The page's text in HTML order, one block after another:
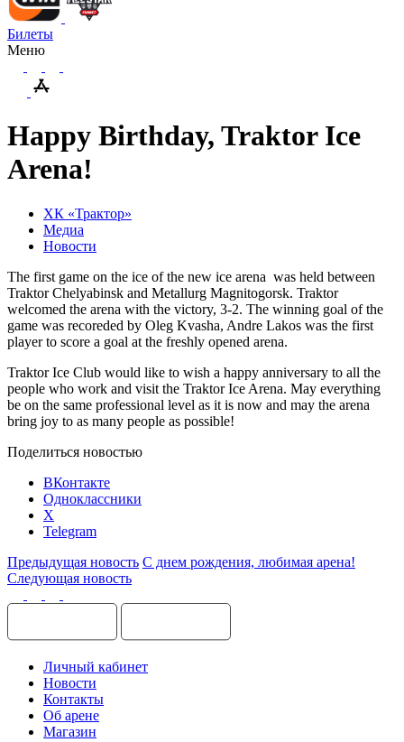
Билеты
Меню
Happy Birthday, Traktor Ice
Arena!
ХК «Трактор»
Медиа
Новости
The first game on the ice of the new ice arena was held between
Traktor Chelyabinsk and Metallurg Magnitogorsk. Traktor
welcomed the arena with the victory, 3-2. The winning goal of the
game was recoreded by Oleg Kvasha, Andre Lakos was the first
player to score a goal at the freshly opened arena.
Traktor Ice Club would like to wish a happy anniversary to all the
people who work and visit the Traktor Ice Arena. May everything
be on the same professional level as it is now and may the arena
bring joy to as many people as possible!
Поделиться новостью
ВКонтакте
Одноклассники
X
Telegram
Предыдущая новость С днем рождения, любимая арена!
Следующая новость
Личный кабинет
Новости
Контакты
Об арене
Магазин